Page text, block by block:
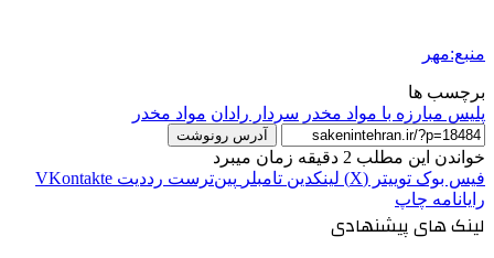
منبع:مهر
برچسب ها
پلیس مبارزه با مواد مخدر سردار رادان مواد مخدر
آدرس رونوشت
خواندن این مطلب 2 دقیقه زمان میبرد
فیس بوک توییتر (X) لینکدین ‫تامبلر ‫پین‌ترست ‫رددیت ‫VKontakte
رایانامه چاپ
لینک های پیشنهادی